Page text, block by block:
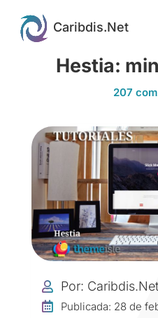
Hestia:
207
 Por: Caribdis.Net
 Publicada: 28 de